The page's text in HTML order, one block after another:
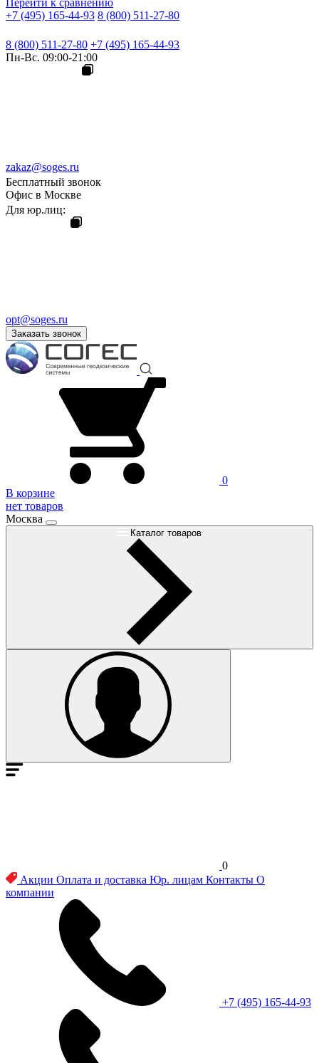
Перейти к сравнению
+7 (495) 165-44-93 8 (800) 511-27-80
8 (800) 511-27-80 +7 (495) 165-44-93
Пн-Вс. 09:00-21:00
zakaz@soges.ru
Бесплатный звонок
Офис в Москве
Для юр.лиц:
opt@soges.ru
Заказать звонок
0
В корзине
нет товаров
Москва
Каталог товаров
0
Акции Оплата и доставка Юр. лицам Контакты О
компании
+7 (495) 165-44-93